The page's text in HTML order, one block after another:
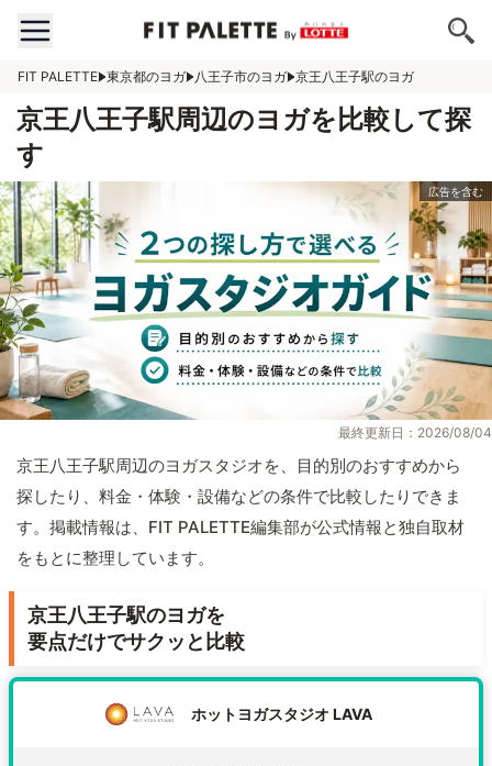
FIT PALETTE 東京都のヨガ 八王子市のヨガ 京王八王子駅のヨガ
京王八王子駅周辺のヨガを比較して探
す
最終更新日：2026/08/04
京王八王子駅周辺のヨガスタジオを、目的別のおすすめから
探したり、料金・体験・設備などの条件で比較したりできま
す。掲載情報は、FIT PALETTE編集部が公式情報と独自取材
をもとに整理しています。
京王八王子駅のヨガを
要点だけでサクッと比較
ホットヨガスタジオ LAVA